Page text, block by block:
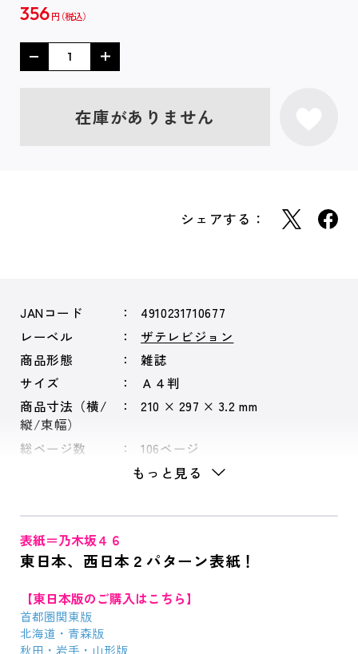
356 円
在庫がありません
シェアする：
JANコード
4910231710677
レーベル
ザテレビジョン
商品形態
雑誌
サイズ
Ａ４判
商品寸法（横/
縦/束幅）
210 × 297 × 3.2 mm
総ページ数 106ページ
もっと見る
表紙＝乃木坂４６
東日本、西日本２パターン表紙！
【東日本版のご購入はこちら】
首都圏関東版
北海道・青森版
秋田・岩手・山形版